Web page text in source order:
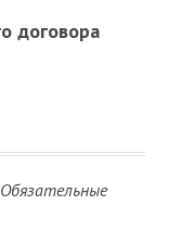
договора